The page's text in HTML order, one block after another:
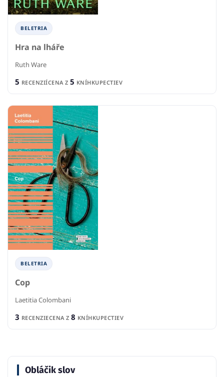
BELETRIA
Hra na lháře
Ruth Ware
5 RECENZIÍCENA Z 5 KNÍHKUPECTIEV
BELETRIA
Cop
Laetitia Colombani
3 RECENZIECENA Z 8 KNÍHKUPECTIEV
Obláčik slov